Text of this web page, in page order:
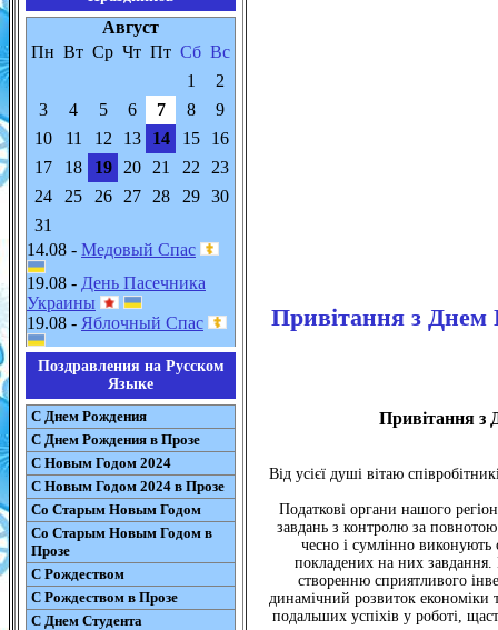
Август
Пн Вт Ср Чт Пт Сб Вс
1
2
3
4 5 6 7 8
9
10
11 12 13 14 15
16
17
18 19 20 21 22
23
24
25 26 27 28 29
30
31
14.08 - Медовый Спас
19.08 - День Пасечника
Украины
19.08 - Яблочный Спас
Поздравления на Русском
Языке
С Днем Рождения
С Днем Рождения в Прозе
С Новым Годом 2024
С Новым Годом 2024 в Прозе
Со Старым Новым Годом
Со Старым Новым Годом в
Прозе
С Рождеством
С Рождеством в Прозе
С Днем Студента
Привітання з Днем
Привітання з
Від усієї душі вітаю
Податкові органи нашого
завдань з контролю за
чесно і сумлінно виконують
покладених на них завдання.
створенню сприятливого
динамічний розвиток економіки
подальших успіхів у роботі,